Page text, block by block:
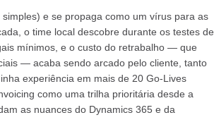
e se propaga como um vírus para as
o time local descobre durante os testes de
mínimos, e o custo do retrabalho — que
— acaba sendo arcado pelo cliente, tanto
experiência em mais de 20 Go-Lives
como uma trilha prioritária desde a
as nuances do Dynamics 365 e da